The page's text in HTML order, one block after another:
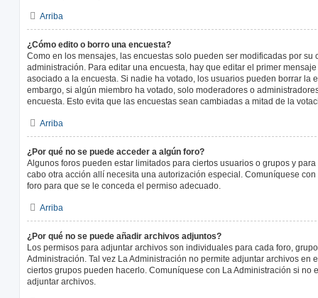
Arriba
¿Cómo edito o borro una encuesta?
Como en los mensajes, las encuestas solo pueden ser modificadas por
administración. Para editar una encuesta, hay que editar el primer
asociado a la encuesta. Si nadie ha votado, los usuarios pueden borrar la
embargo, si algún miembro ha votado, solo moderadores o
encuesta. Esto evita que las encuestas sean cambiadas a mitad de la
Arriba
¿Por qué no se puede acceder a algún foro?
Algunos foros pueden estar limitados para ciertos usuarios o grupos y
cabo otra acción allí necesita una autorización especial. Comuníquese
foro para que se le conceda el permiso adecuado.
Arriba
¿Por qué no se puede añadir archivos adjuntos?
Los permisos para adjuntar archivos son individuales para cada foro,
Administración. Tal vez La Administración no permite adjuntar archivos en
ciertos grupos pueden hacerlo. Comuníquese con La Administración si no
adjuntar archivos.